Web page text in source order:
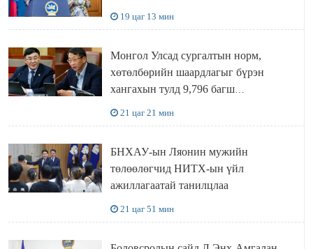
19 цаг 13 мин
Монгол Улсад сургалтын норм,
хөтөлбөрийн шаардлагыг бүрэн
хангахын тулд 9,796 багш
21 цаг 21 мин
БНХАУ-ын Ляонин мужийн
төлөөлөгчид НИТХ-ын үйл
ажиллагаатай танилцлаа
21 цаг 51 мин